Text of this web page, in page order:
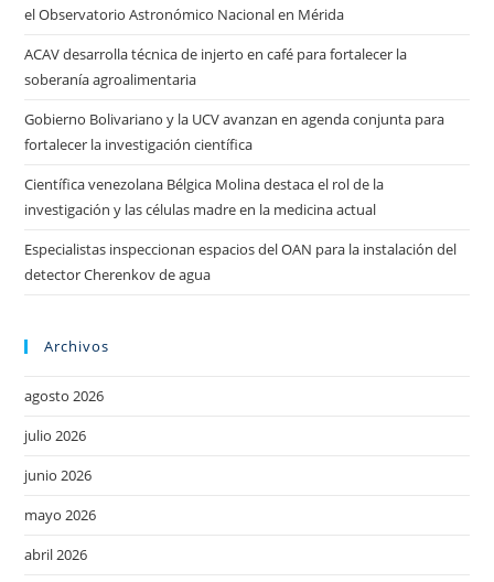
el Observatorio Astronómico Nacional en Mérida
ACAV desarrolla técnica de injerto en café para fortalecer la
soberanía agroalimentaria
Gobierno Bolivariano y la UCV avanzan en agenda conjunta para
fortalecer la investigación científica
Científica venezolana Bélgica Molina destaca el rol de la
investigación y las células madre en la medicina actual
Especialistas inspeccionan espacios del OAN para la instalación del
detector Cherenkov de agua
Archivos
agosto 2026
julio 2026
junio 2026
mayo 2026
abril 2026